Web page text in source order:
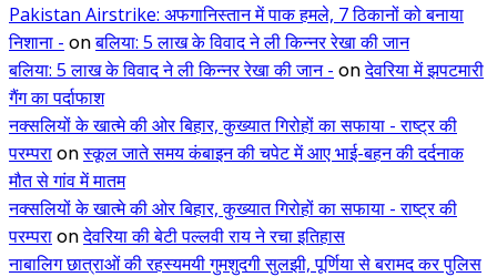
Pakistan Airstrike: अफगानिस्तान में पाक हमले, 7 ठिकानों को बनाया
निशाना - onबलिया: 5 लाख के विवाद ने ली किन्नर रेखा की जान
बलिया: 5 लाख के विवाद ने ली किन्नर रेखा की जान - onदेवरिया में झपटमारी
गैंग का पर्दाफाश
नक्सलियों के खात्मे की ओर बिहार, कुख्यात गिरोहों का सफाया - राष्ट्र की
परम्पराonस्कूल जाते समय कंबाइन की चपेट में आए भाई-बहन की दर्दनाक
मौत से गांव में मातम
नक्सलियों के खात्मे की ओर बिहार, कुख्यात गिरोहों का सफाया - राष्ट्र की
परम्पराonदेवरिया की बेटी पल्लवी राय ने रचा इतिहास
नाबालिग छात्राओं की रहस्यमयी गुमशुदगी सुलझी, पूर्णिया से बरामद कर पुलिस